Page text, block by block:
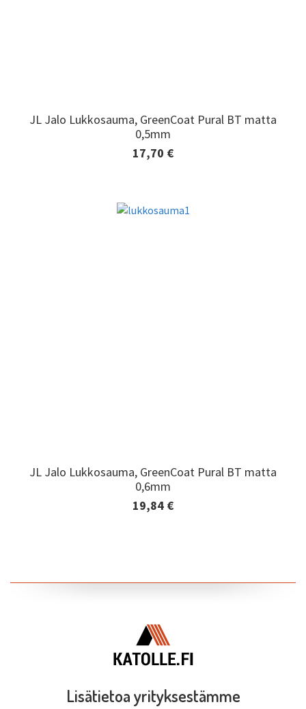
JL Jalo Lukkosauma, GreenCoat Pural BT matta
0,5mm
17,70 €
JL Jalo Lukkosauma, GreenCoat Pural BT matta
0,5mm
Lisätiedot ja tilaaminen
JL Jalo Lukkosauma, GreenCoat Pural BT matta
0,6mm
19,84 €
JL Jalo Lukkosauma, GreenCoat Pural BT matta
0,6mm
Lisätiedot ja tilaaminen
Lisätietoa yrityksestämme